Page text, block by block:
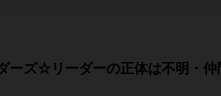
ーズ☆リーダーの正体は不明・仲